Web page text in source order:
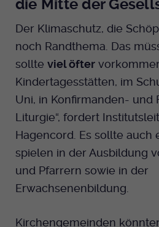
die Mitte der
Der Klimaschutz, die
noch Randthema. Das
sollte viel öfter
Kindertagesstätten, im
Uni, in Konfirmanden- und
Liturgie“, fordert
Hagencord. Es sollte auch
spielen in der Ausbildung
und Pfarrern sowie in der
Erwachsenenbildung.
Kirchengemeinden